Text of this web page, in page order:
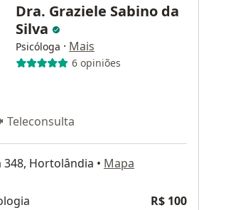
Dra. Graziele Sabino da
Silva
Psicóloga · Mais
6 opiniões
Teleconsulta
348, Hortolândia • Mapa
R$ 100